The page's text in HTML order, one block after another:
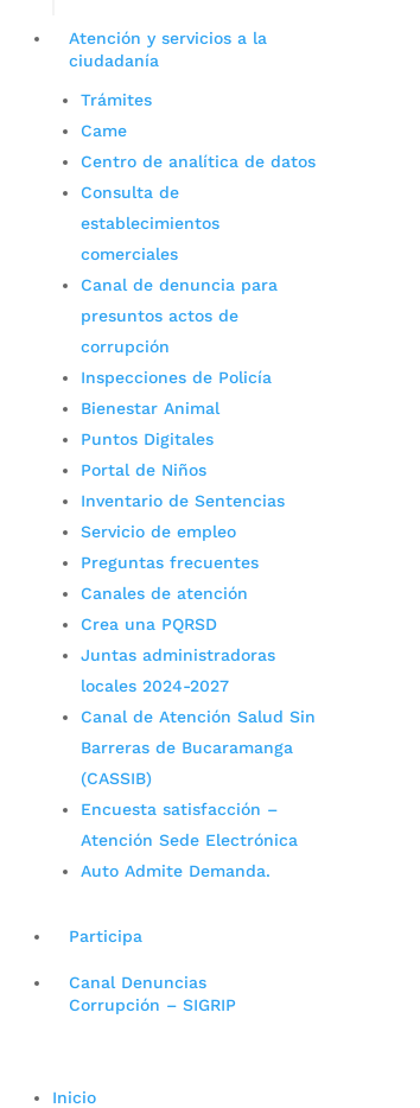
Atención y servicios a la
ciudadanía
Trámites
Came
Centro de analítica de datos
Consulta de
establecimientos
comerciales
Canal de denuncia para
presuntos actos de
corrupción
Inspecciones de Policía
Bienestar Animal
Puntos Digitales
Portal de Niños
Inventario de Sentencias
Servicio de empleo
Preguntas frecuentes
Canales de atención
Crea una PQRSD
Juntas administradoras
locales 2024-2027
Canal de Atención Salud Sin
Barreras de Bucaramanga
(CASSIB)
Encuesta satisfacción –
Atención Sede Electrónica
Auto Admite Demanda.
Participa
Canal Denuncias
Corrupción – SIGRIP
Inicio